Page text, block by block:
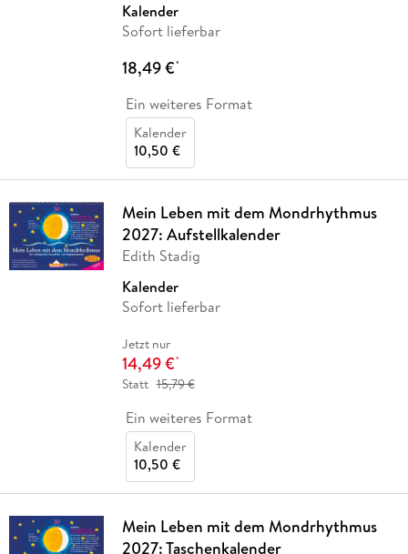
Kalender
Sofort lieferbar
18,49 €*
Ein weiteres Format
Kalender
10,50 €
Mein Leben mit dem Mondrhythmus
2027: Aufstellkalender
Edith Stadig
Kalender
Sofort lieferbar
Jetzt nur
14,49 €*
Statt 15,79 €
Ein weiteres Format
Kalender
10,50 €
Mein Leben mit dem Mondrhythmus
2027: Taschenkalender